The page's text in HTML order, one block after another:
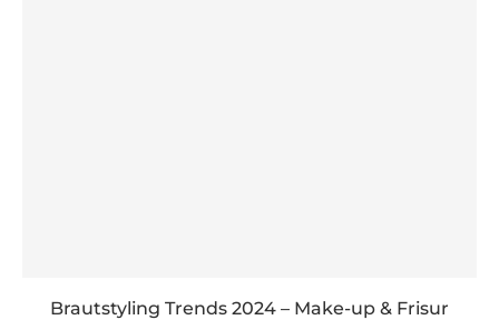
Brautstyling Trends 2024 – Make-up & Frisur